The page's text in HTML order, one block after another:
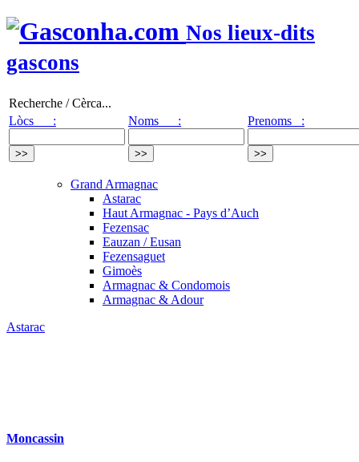
Nos lieux-dits
gascons
Recherche / Cèrca...
Lòcs :
Noms : Prenoms :
Grand Armagnac
Astarac
Haut Armagnac - Pays d’Auch
Fezensac
Eauzan / Eusan
Fezensaguet
Gimoès
Armagnac & Condomois
Armagnac & Adour
Astarac
Moncassin